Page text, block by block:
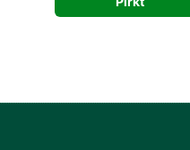
was:
is: